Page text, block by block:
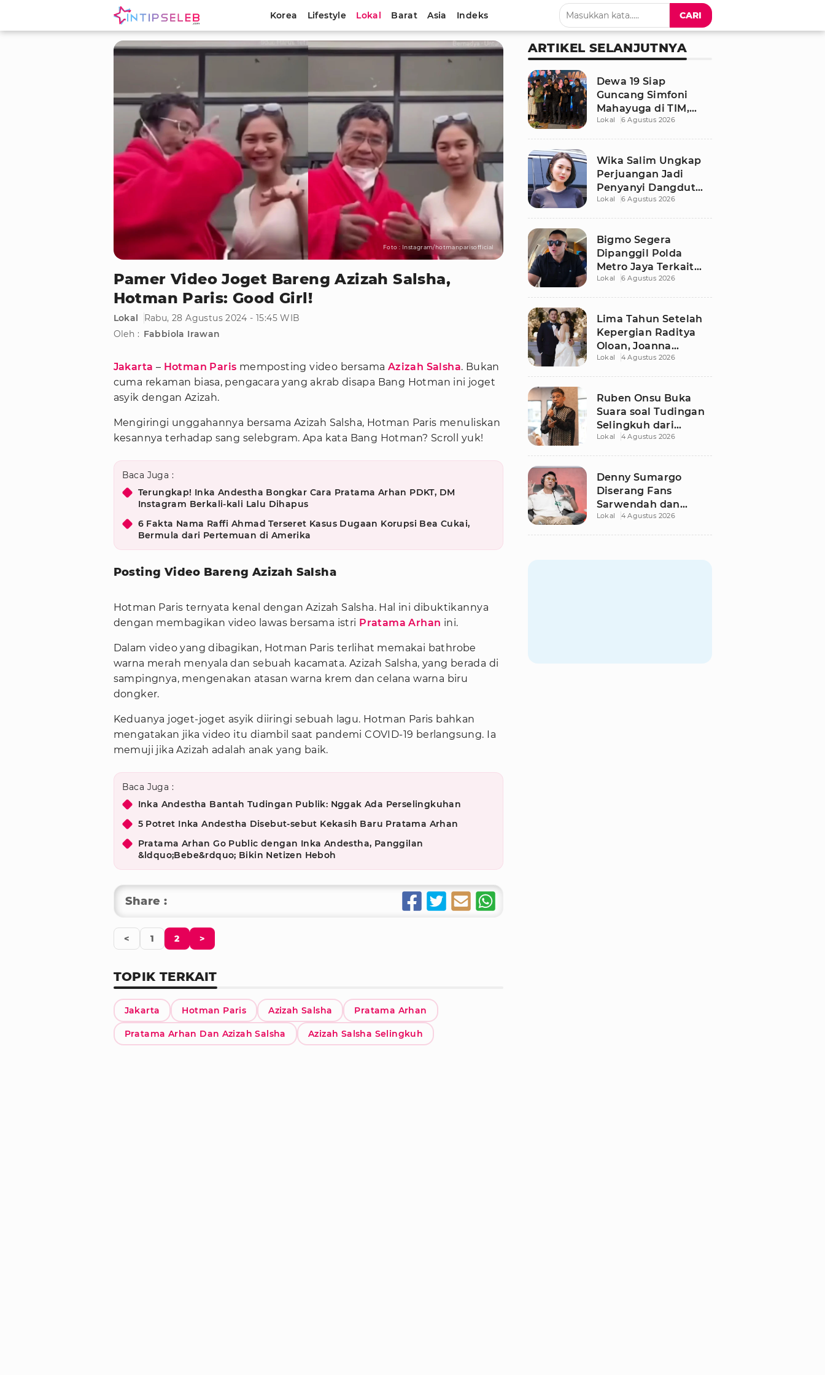
Korea Lifestyle Lokal Barat Asia Indeks CARI
Foto : Instagram/hotmanparisofficial
Pamer Video Joget Bareng Azizah Salsha,
Hotman Paris: Good Girl!
Lokal
Rabu, 28 Agustus 2024 - 15:45 WIB
Oleh : Fabbiola Irawan
Jakarta – Hotman Paris memposting video bersama Azizah Salsha. Bukan
cuma rekaman biasa, pengacara yang akrab disapa Bang Hotman ini joget
asyik dengan Azizah.
Mengiringi unggahannya bersama Azizah Salsha, Hotman Paris menuliskan
kesannya terhadap sang selebgram. Apa kata Bang Hotman? Scroll yuk!
Baca Juga :
Terungkap! Inka Andestha Bongkar Cara Pratama Arhan PDKT, DM
Instagram Berkali-kali Lalu Dihapus
6 Fakta Nama Raffi Ahmad Terseret Kasus Dugaan Korupsi Bea Cukai,
Bermula dari Pertemuan di Amerika
Posting Video Bareng Azizah Salsha
Hotman Paris ternyata kenal dengan Azizah Salsha. Hal ini dibuktikannya
dengan membagikan video lawas bersama istri Pratama Arhan ini.
Dalam video yang dibagikan, Hotman Paris terlihat memakai bathrobe
warna merah menyala dan sebuah kacamata. Azizah Salsha, yang berada di
sampingnya, mengenakan atasan warna krem dan celana warna biru
dongker.
Keduanya joget-joget asyik diiringi sebuah lagu. Hotman Paris bahkan
mengatakan jika video itu diambil saat pandemi COVID-19 berlangsung. Ia
memuji jika Azizah adalah anak yang baik.
Baca Juga :
Inka Andestha Bantah Tudingan Publik: Nggak Ada Perselingkuhan
5 Potret Inka Andestha Disebut-sebut Kekasih Baru Pratama Arhan
Pratama Arhan Go Public dengan Inka Andestha, Panggilan
&ldquo;Bebe&rdquo; Bikin Netizen Heboh
Share :
< 1 2 >
TOPIK TERKAIT
Jakarta Hotman Paris Azizah Salsha Pratama Arhan
Pratama Arhan Dan Azizah Salsha Azizah Salsha Selingkuh
ARTIKEL SELANJUTNYA
Dewa 19 Siap
Guncang Simfoni
Mahayuga di TIM,
Bawakan Lagu
Lokal 6 Agustus 2026
Wika Salim Ungkap
Perjuangan Jadi
Penyanyi Dangdut
Sejak SMP, Pernah
Lokal 6 Agustus 2026
Bigmo Segera
Dipanggil Polda
Metro Jaya Terkait
Dugaan Libatkan
Lokal 6 Agustus 2026
Lima Tahun Setelah
Kepergian Raditya
Oloan, Joanna
Alexandra Kembali
Lokal 4 Agustus 2026
Ruben Onsu Buka
Suara soal Tudingan
Selingkuh dari
Sarwendah
Lokal 4 Agustus 2026
Denny Sumargo
Diserang Fans
Sarwendah dan
Ruben Onsu Usai
Lokal 4 Agustus 2026